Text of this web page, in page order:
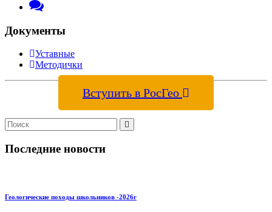
Документы
Уставные
Методички
Вступить в РосГео
Последние новости
Геологические походы школьников -2026г